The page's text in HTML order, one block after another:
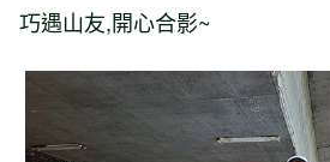
巧遇山友,開心合影~